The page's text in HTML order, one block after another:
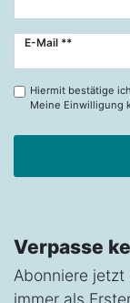
E-Mail **
Newsletter
Hiermit bestätige
Meine Einwilligung
Verpasse
Abonniere
immer als